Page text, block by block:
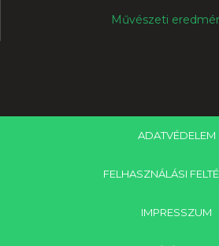
Művészeti
ADATVÉDELEM
FELHASZNÁLÁSI
IMPRESSZUM